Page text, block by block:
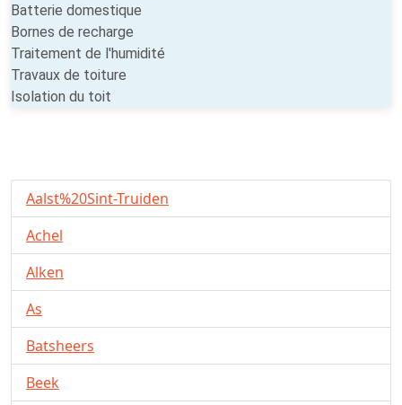
Batterie domestique
Bornes de recharge
Traitement de l'humidité
Travaux de toiture
Isolation du toit
Aalst%20Sint-Truiden
Achel
Alken
As
Batsheers
Beek